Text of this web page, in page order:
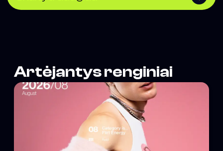
Artėjantys renginiai